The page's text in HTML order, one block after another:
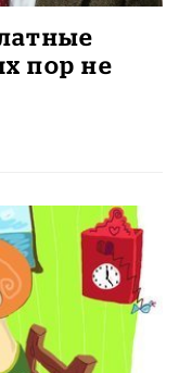
пор не